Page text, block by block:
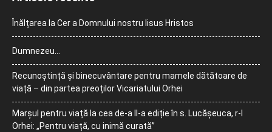
Înălțarea la Cer a Domnului nostru Iisus Hristos
Dumnezeu…
Recunoștință și binecuvântare pentru mamele dătătoare de
viață – din partea preoților Vicariatului Orhei
Marșul pentru viață la cea de-a II-a ediție în s. Lucășeuca, r-l
Orhei: „Pentru viață, cu inimă curată”